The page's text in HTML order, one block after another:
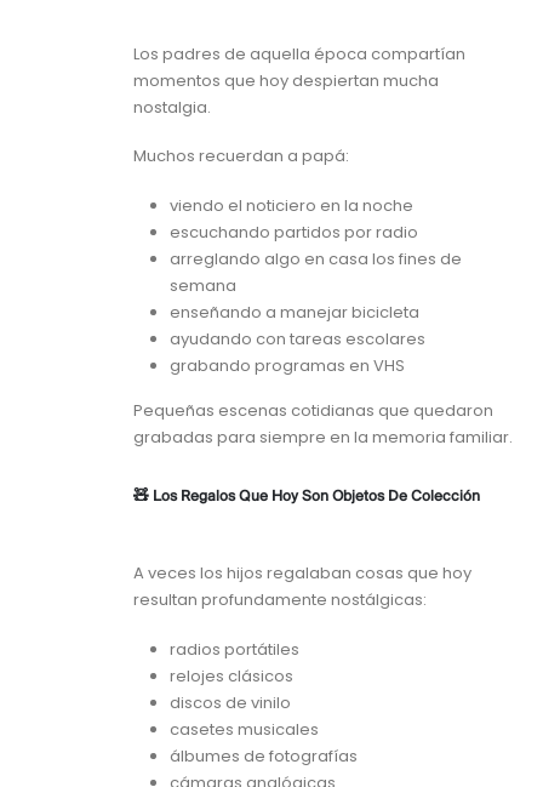
Los padres de aquella época compartían
momentos que hoy despiertan mucha
nostalgia.
Muchos recuerdan a papá:
viendo el noticiero en la noche
escuchando partidos por radio
arreglando algo en casa los fines de
semana
enseñando a manejar bicicleta
ayudando con tareas escolares
grabando programas en VHS
Pequeñas escenas cotidianas que quedaron
grabadas para siempre en la memoria familiar.
🧸 Los Regalos Que Hoy Son Objetos De Colección
A veces los hijos regalaban cosas que hoy
resultan profundamente nostálgicas:
radios portátiles
relojes clásicos
discos de vinilo
casetes musicales
álbumes de fotografías